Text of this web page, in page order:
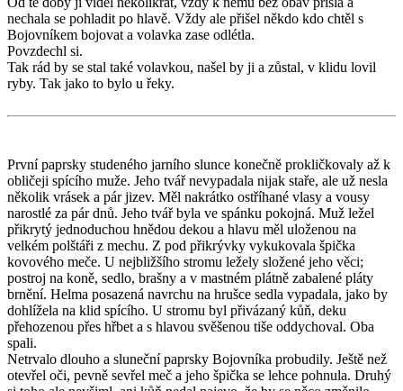
nechala se pohladit po hlavě. Vždy ale přišel někdo kdo chtěl s
Bojovníkem bojovat a volavka zase odlétla.
Povzdechl si.
Tak rád by se stal také volavkou, našel by ji a zůstal, v klidu lovil
ryby. Tak jako to bylo u řeky.
První paprsky studeného jarního slunce konečně prokličkovaly až k
obličeji spícího muže. Jeho tvář nevypadala nijak staře, ale už nesla
několik vrásek a pár jizev. Měl nakrátko ostříhané vlasy a vousy
narostlé za pár dnů. Jeho tvář byla ve spánku pokojná. Muž ležel
přikrytý jednoduchou hnědou dekou a hlavu měl uloženou na
velkém polštáři z mechu. Z pod přikrývky vykukovala špička
kovového meče. U nejbližšího stromu ležely složené jeho věci;
postroj na koně, sedlo, brašny a v mastném plátně zabalené pláty
brnění. Helma posazená navrchu na hrušce sedla vypadala, jako by
dohlížela na klid spícího. U stromu byl přivázaný kůň, deku
přehozenou přes hřbet a s hlavou svěšenou tiše oddychoval. Oba
spali.
Netrvalo dlouho a sluneční paprsky Bojovníka probudily. Ještě než
otevřel oči, pevně sevřel meč a jeho špička se lehce pohnula. Druhý